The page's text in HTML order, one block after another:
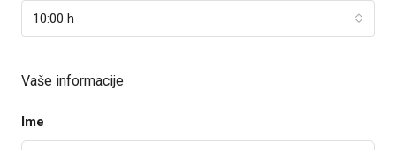
10:00 h
Vaše informacije
Ime